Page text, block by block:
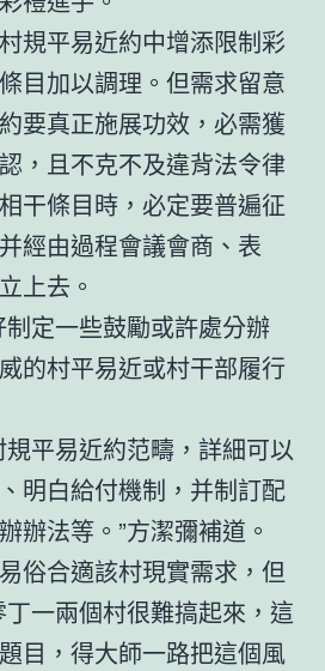
規平易近約中增添限制彩
目加以調理。但需求留意
要真正施展功效，必需獲
，且不克不及違背法令律
干條目時，必定要普遍征
經由過程會議會商、表
上去。
定一些鼓勵或許處分辦
的村平易近或村干部履行
平易近約范疇，詳細可以
明白給付機制，并制訂配
辦法等。”方潔彌補道。
俗合適該村現實需求，但
一兩個村很難搞起來，這
目，得大師一路把這個風